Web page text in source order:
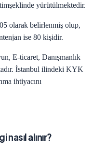
şeklinde yürütülmektedir.
olarak belirlenmiş olup,
ise 80 kişidir.
E-ticaret, Danışmanlık
İstanbul ilindeki KYK
ihtiyacını
alınır?